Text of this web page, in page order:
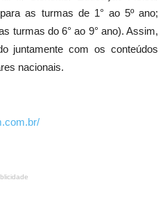
as turmas de 1° ao 5º ano;
turmas do 6° ao 9° ano). Assim,
juntamente com os conteúdos
nacionais.